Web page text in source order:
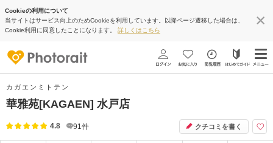
Cookieの利用について
当サイトはサービス向上のためCookieを利用しています。以降ページ遷移した場合は、
Cookie利用に同意したことになります。 詳しくはこちら
カガエンミトテン
華雅苑[KAGAEN] 水戸店
4.8 91 件 クチコミを書く